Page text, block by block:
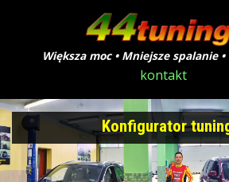
Większa moc • Mniejsze spalanie
kontakt
Konfigurator